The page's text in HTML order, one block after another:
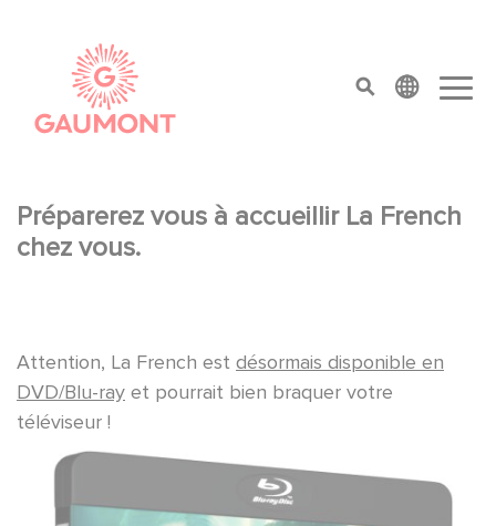
top menu
Préparerez vous à accueillir La French
chez vous.
Attention, La French est désormais disponible en
DVD/Blu-ray et pourrait bien braquer votre
téléviseur !